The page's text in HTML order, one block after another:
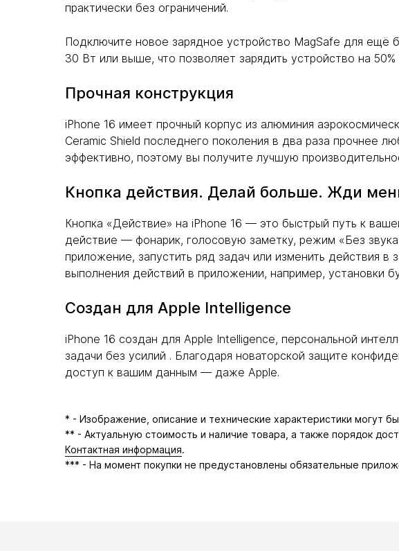
практически без ограничений.
Подключите новое зарядное устройство MagSafe для
30 Вт или выше, что позволяет зарядить устройство на
Прочная конструкция
iPhone 16 имеет прочный корпус из алюминия
Ceramic Shield последнего поколения в два раза прочнее
эффективно, поэтому вы получите лучшую
Кнопка действия. Делай больше. Жди
Кнопка «Действие» на iPhone 16 — это быстрый путь к
действие — фонарик, голосовую заметку, режим «Без
приложение, запустить ряд задач или изменить действия
выполнения действий в приложении, например, установки
Создан для Apple Intelligence
iPhone 16 создан для Apple Intelligence, персональной
задачи без усилий . Благодаря новаторской защите
доступ к вашим данным — даже Apple.
* - Изображение, описание и технические характеристики могут
** - Актуальную стоимость и наличие товара, а также порядок
Контактная информация.
*** - На момент покупки не предустановлены обязательные